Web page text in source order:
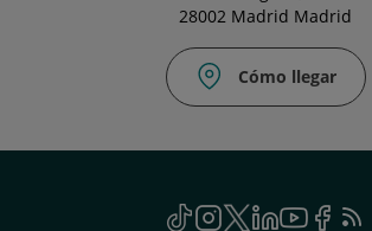
28002 Madrid Madrid
Cómo llegar
TikTok
EsteInstagram
EsteTwitter
EsteLinkedin
EsteYoutube
EsteFacebook
Este Feed
Este